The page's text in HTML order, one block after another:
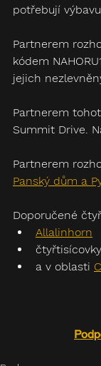
potřebují
Partnerem
kódem
jejich
Partnerem
Summit Drive.
Partnerem
Panský dům a
Doporučené
Allalinhorn
a v oblasti